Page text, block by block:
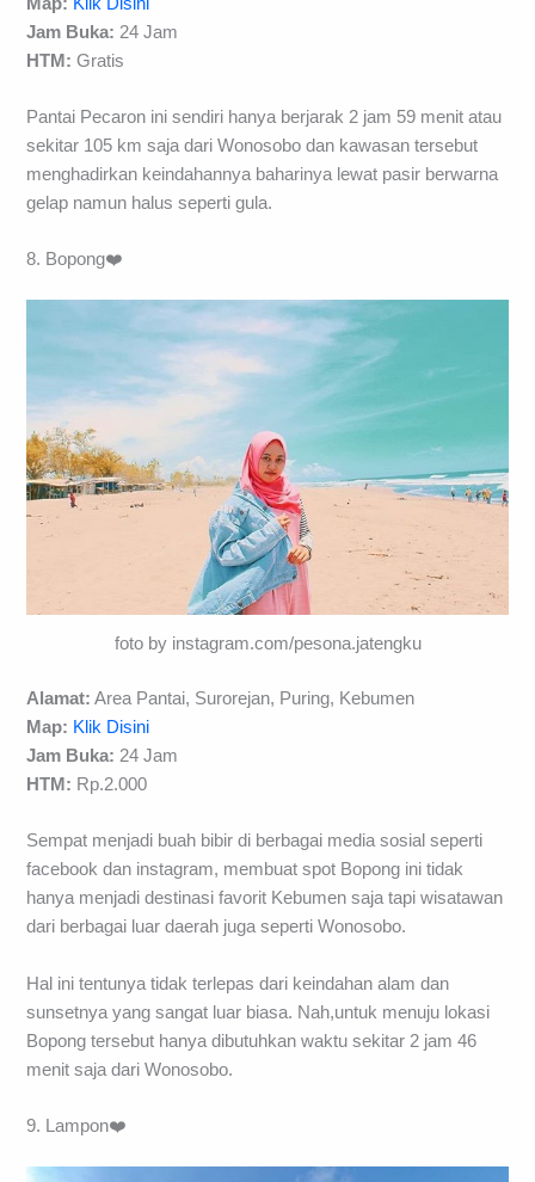
Jam Buka: 24 Jam
HTM: Gratis
Pantai Pecaron ini sendiri hanya berjarak 2 jam 59 menit atau
sekitar 105 km saja dari Wonosobo dan kawasan tersebut
menghadirkan keindahannya baharinya lewat pasir berwarna
gelap namun halus seperti gula.
8. Bopong❤️
foto by instagram.com/pesona.jatengku
Alamat: Area Pantai, Surorejan, Puring, Kebumen
Map: Klik Disini
Jam Buka: 24 Jam
HTM: Rp.2.000
Sempat menjadi buah bibir di berbagai media sosial seperti
facebook dan instagram, membuat spot Bopong ini tidak
hanya menjadi destinasi favorit Kebumen saja tapi wisatawan
dari berbagai luar daerah juga seperti Wonosobo.
Hal ini tentunya tidak terlepas dari keindahan alam dan
sunsetnya yang sangat luar biasa. Nah,untuk menuju lokasi
Bopong tersebut hanya dibutuhkan waktu sekitar 2 jam 46
menit saja dari Wonosobo.
9. Lampon❤️